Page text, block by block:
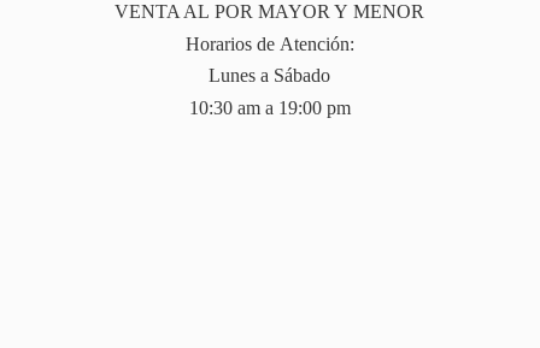
VENTA AL POR MAYOR Y MENOR
Horarios de Atención:
Lunes a Sábado
10:30 am a 19:00 pm